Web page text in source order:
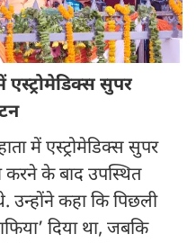
सुपर
में एस्ट्रोमेडिक्स सुपर
करने के बाद उपस्थित
कहा कि पिछली
दिया था, जबकि